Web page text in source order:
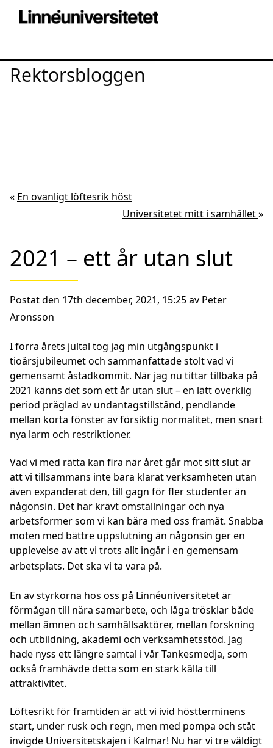
Rektorsbloggen
« En ovanligt löftesrik höst
Universitetet mitt i samhället»
2021 – ett år utan slut
Postat den 17th december, 2021, 15:25 av Peter
Aronsson
I förra årets jultal tog jag min utgångspunkt i
tioårsjubileumet och sammanfattade stolt vad vi
gemensamt åstadkommit. När jag nu tittar tillbaka på
2021 känns det som ett år utan slut – en lätt overklig
period präglad av undantagstillstånd, pendlande
mellan korta fönster av försiktig normalitet, men snart
nya larm och restriktioner.
Vad vi med rätta kan fira när året går mot sitt slut är
att vi tillsammans inte bara klarat verksamheten utan
även expanderat den, till gagn för fler studenter än
någonsin. Det har krävt omställningar och nya
arbetsformer som vi kan bära med oss framåt. Snabba
möten med bättre uppslutning än någonsin ger en
upplevelse av att vi trots allt ingår i en gemensam
arbetsplats. Det ska vi ta vara på.
En av styrkorna hos oss på Linnéuniversitetet är
förmågan till nära samarbete, och låga trösklar både
mellan ämnen och samhällsaktörer, mellan forskning
och utbildning, akademi och verksamhetsstöd. Jag
hade nyss ett längre samtal i vår Tankesmedja, som
också framhävde detta som en stark källa till
attraktivitet.
Löftesrikt för framtiden är att vi ivid höstterminens
start, under rusk och regn, men med pompa och ståt
invigde Universitetskajen i Kalmar! Nu har vi tre väldigt